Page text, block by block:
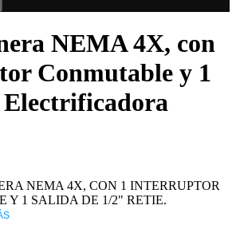
NEMA 4X, con
Conmutable y 1
Electrificadora
NEMA 4X, CON 1 INTERRUPTOR
Y 1 SALIDA DE 1/2" RETIE.